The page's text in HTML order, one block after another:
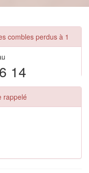
combles perdus à 1
14
rappelé